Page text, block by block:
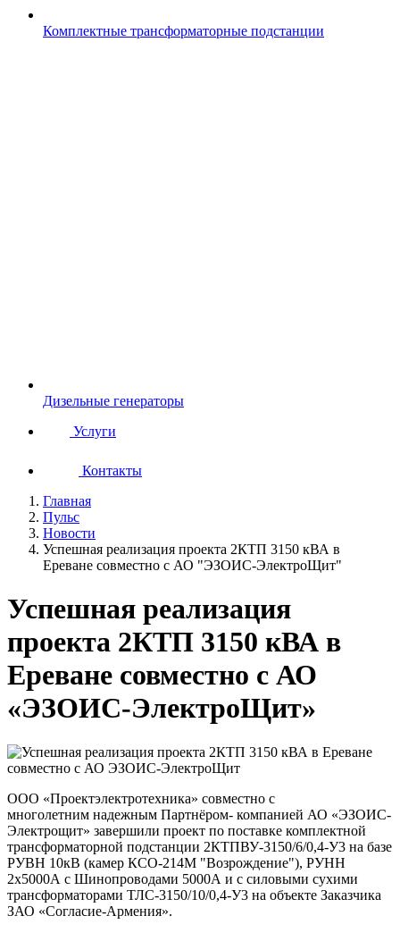
Комплектные трансформаторные подстанции
Дизельные генераторы
Услуги
Контакты
Главная
Пульс
Новости
Успешная реализация проекта 2КТП 3150 кВА в
Ереване совместно с АО "ЭЗОИС-ЭлектроЩит"
Успешная реализация
проекта 2КТП 3150 кВА в
Ереване совместно с АО
«ЭЗОИС-ЭлектроЩит»
ООО «Проектэлектротехника» совместно с
многолетним надежным Партнёром- компанией АО «ЭЗОИС-
Электрощит» завершили проект по поставке комплектной
трансформаторной подстанции 2КТПВУ-3150/6/0,4-У3 на базе
РУВН 10кВ (камер КСО-214М "Возрождение"), РУНН
2х5000А с Шинопроводами 5000А и с силовыми сухими
трансформаторами ТЛС-3150/10/0,4-У3 на объекте Заказчика
ЗАО «Согласие-Армения».